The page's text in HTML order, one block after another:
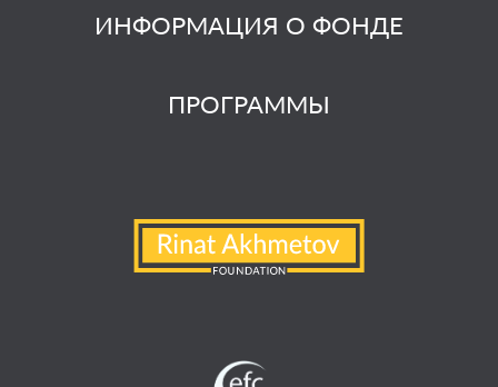
ИНФОРМАЦИЯ О ФОНДЕ
ПРОГРАММЫ